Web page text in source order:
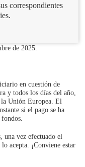
de 2025.
en cuestión de
y todos los días del año,
Unión Europea. El
si el pago se ha
una vez efectuado el
acepta. ¡Conviene estar
correspondientes